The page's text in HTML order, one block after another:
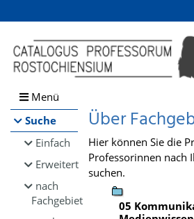
Browsen
direkt zum Inhalt
Menü
Suche
Einfach
Erweitert
nach
Fachgebiet
Über
Hier können Sie die
Professorinnen nach
suchen.
05